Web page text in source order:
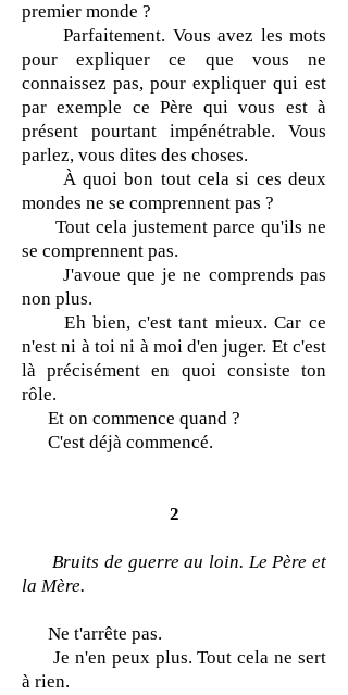
premier monde ?
Parfaitement. Vous avez les mots
pour expliquer ce que vous ne
connaissez pas, pour expliquer qui est
par exemple ce Père qui vous est à
présent pourtant impénétrable. Vous
parlez, vous dites des choses.
À quoi bon tout cela si ces deux
mondes ne se comprennent pas ?
Tout cela justement parce qu'ils ne
se comprennent pas.
J'avoue que je ne comprends pas
non plus.
Eh bien, c'est tant mieux. Car ce
n'est ni à toi ni à moi d'en juger. Et c'est
là précisément en quoi consiste ton
rôle.
Et on commence quand ?
C'est déjà commencé.
2
Bruits de guerre au loin. Le Père et
la Mère.
Ne t'arrête pas.
Je n'en peux plus. Tout cela ne sert
à rien.